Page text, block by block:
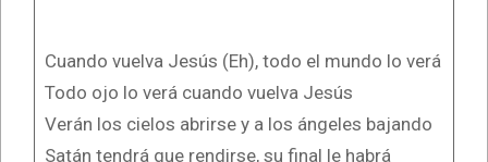
Cuando vuelva Jesús (Eh), todo el mundo lo verá
Todo ojo lo verá cuando vuelva Jesús
Verán los cielos abrirse y a los ángeles bajando
Satán tendrá que rendirse, su final le habrá